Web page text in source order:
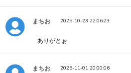
まちお 2025-10-23 22:06:23
ありがとぉ
まちお 2025-11-01 20:00:06